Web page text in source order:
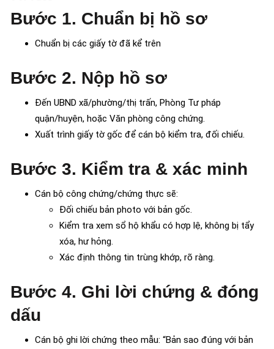
Bước 1. Chuẩn bị hồ sơ
Chuẩn bị các giấy tờ đã kể trên
Bước 2. Nộp hồ sơ
Đến UBND xã/phường/thị trấn, Phòng Tư pháp
quận/huyện, hoặc Văn phòng công chứng.
Xuất trình giấy tờ gốc để cán bộ kiểm tra, đối chiếu.
Bước 3. Kiểm tra & xác minh
Cán bộ công chứng/chứng thực sẽ:
Đối chiếu bản photo với bản gốc.
Kiểm tra xem sổ hộ khẩu có hợp lệ, không bị tẩy
xóa, hư hỏng.
Xác định thông tin trùng khớp, rõ ràng.
Bước 4. Ghi lời chứng & đóng
dấu
Cán bộ ghi lời chứng theo mẫu: “Bản sao đúng với bản